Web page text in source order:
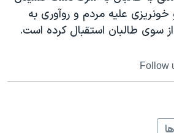
علیه مردم و روآوری به
سوی طالبان استقبال کرده است.
Follow